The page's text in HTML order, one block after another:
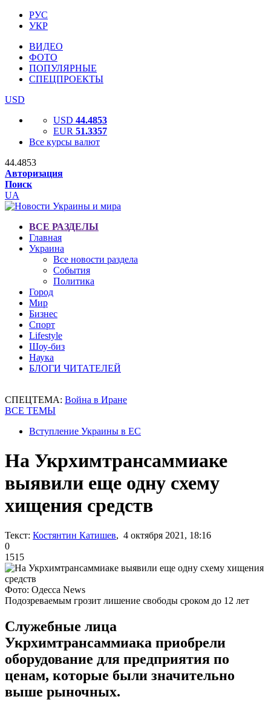
РУС
УКР
ВИДЕО
ФОТО
ПОПУЛЯРНЫЕ
СПЕЦПРОЕКТЫ
USD
USD 44.4853
EUR 51.3357
Все курсы валют
44.4853
Авторизация
Поиск
UA
ВСЕ РАЗДЕЛЫ
Главная
Украина
Все новости раздела
События
Политика
Город
Мир
Бизнес
Спорт
Lifestyle
Шоу-биз
Наука
БЛОГИ ЧИТАТЕЛЕЙ
СПЕЦТЕМА: Война в Иране
ВСЕ ТЕМЫ
Вступление Украины в ЕС
На Укрхимтрансаммиаке
выявили еще одну схему
хищения средств
Текст: Костянтин Катишев, 4 октября 2021, 18:16
0
1515
Фото: Одесса News
Подозреваемым грозит лишение свободы сроком до 12 лет
Служебные лица
Укрхимтрансаммиака приобрели
оборудование для предприятия по
ценам, которые были значительно
выше рыночных.